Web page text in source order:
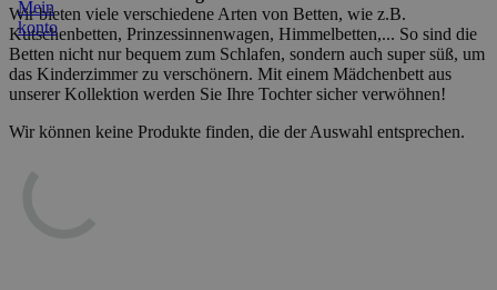
Mein
konto
Wir bieten viele verschiedene Arten von Betten, wie z.B.
Kutschenbetten, Prinzessinnenwagen, Himmelbetten,... So sind die
Betten nicht nur bequem zum Schlafen, sondern auch super süß, um
das Kinderzimmer zu verschönern. Mit einem Mädchenbett aus
unserer Kollektion werden Sie Ihre Tochter sicher verwöhnen!
Wir können keine Produkte finden, die der Auswahl entsprechen.